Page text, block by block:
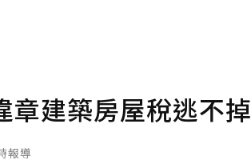
章建築房屋稅逃不掉
報導